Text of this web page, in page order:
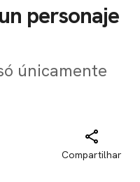
personaje
únicamente
Compartilhar